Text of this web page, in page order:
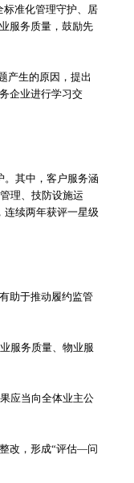
标准化管理守护、居
服务质量，鼓励先
产生的原因，提出
企业进行学习交
。其中，客户服务涵
理、技防设施运
连续两年获评一星级
助于推动履约监管
服务质量、物业服
应当向全体业主公
改，形成“评估—问